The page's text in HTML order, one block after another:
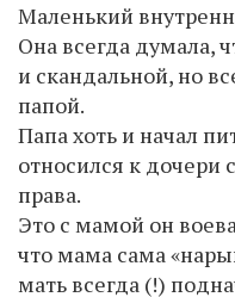
Маленький
Она всегда думала,
и скандальной, но
папой.
Папа хоть и начал
относился к дочери
права.
Это с мамой он
что мама сама
мать всегда (!)